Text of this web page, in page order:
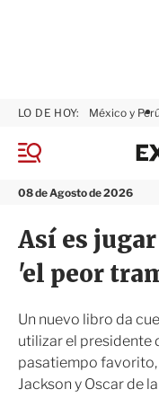
M
n
08 de Agosto de 2026
LO DE HOY: México y Perú
Así es
'el peor
Un nuevo libro da
utilizar el presidente
pasatiempo favorito,
Jackson y Oscar de